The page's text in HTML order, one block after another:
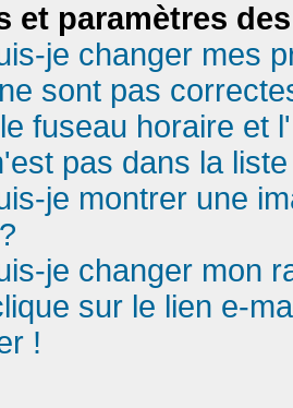
et paramètres
je changer mes
sont pas
fuseau horaire et
pas dans la
je montrer une
je changer mon
sur le lien e-
!